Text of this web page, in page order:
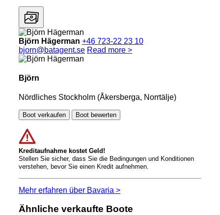
Björn Hägerman +46 723-22 23 10
bjorn@batagent.se Read more >
Björn
Nördliches Stockholm (Åkersberga, Norrtälje)
Boot verkaufen Boot bewerten
Kreditaufnahme kostet Geld!
Stellen Sie sicher, dass Sie die Bedingungen und Konditionen
verstehen, bevor Sie einen Kredit aufnehmen.
Mehr erfahren über Bavaria >
Ähnliche verkaufte Boote